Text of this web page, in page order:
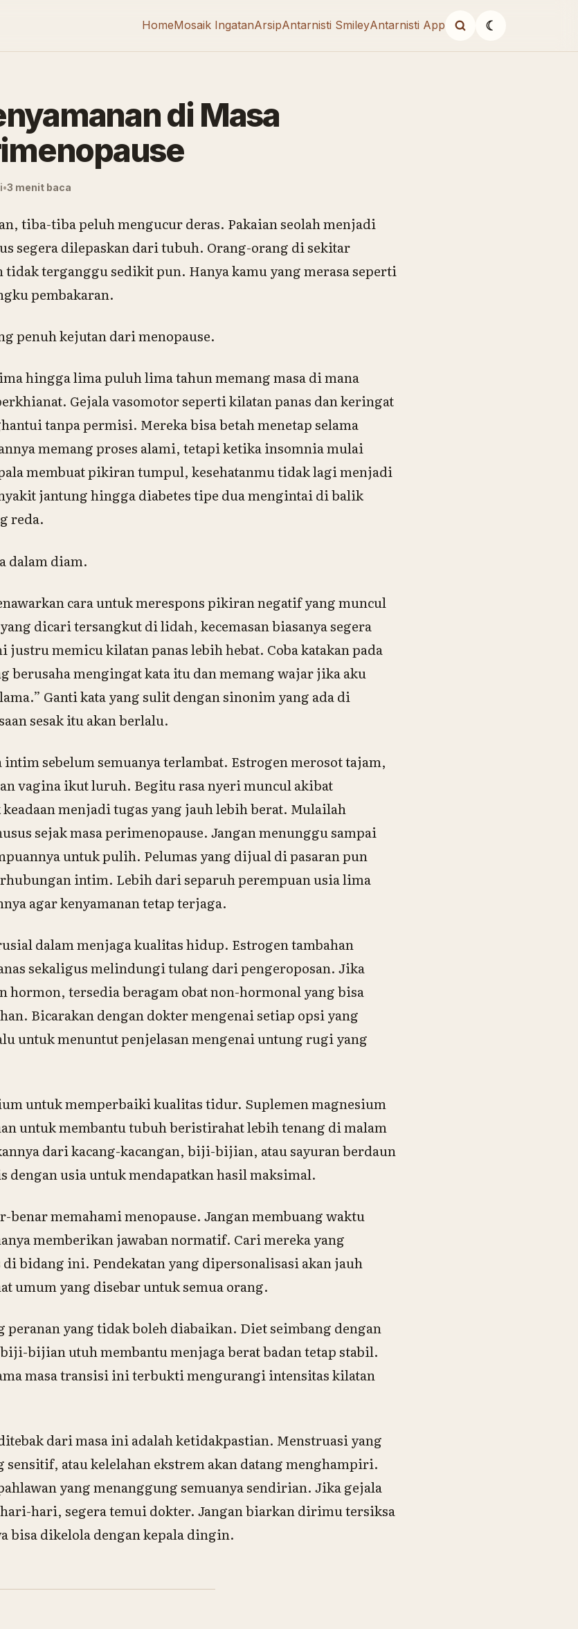
HomeMosaik IngatanArsipAntarnisti SmileyAntarnisti App ☾
di Masa
3 menit baca
tiba-tiba peluh mengucur deras. Pakaian seolah menjadi
segera dilepaskan dari tubuh. Orang-orang di sekitar
terganggu sedikit pun. Hanya kamu yang merasa seperti
pembakaran.
penuh kejutan dari menopause.
hingga lima puluh lima tahun memang masa di mana
Gejala vasomotor seperti kilatan panas dan keringat
tanpa permisi. Mereka bisa betah menetap selama
memang proses alami, tetapi ketika insomnia mulai
membuat pikiran tumpul, kesehatanmu tidak lagi menjadi
jantung hingga diabetes tipe dua mengintai di balik
reda.
dalam diam.
cara untuk merespons pikiran negatif yang muncul
dicari tersangkut di lidah, kecemasan biasanya segera
memicu kilatan panas lebih hebat. Coba katakan pada
berusaha mengingat kata itu dan memang wajar jika aku
Ganti kata yang sulit dengan sinonim yang ada di
sesak itu akan berlalu.
intim sebelum semuanya terlambat. Estrogen merosot tajam,
vagina ikut luruh. Begitu rasa nyeri muncul akibat
menjadi tugas yang jauh lebih berat. Mulailah
sejak masa perimenopause. Jangan menunggu sampai
untuk pulih. Pelumas yang dijual di pasaran pun
intim. Lebih dari separuh perempuan usia lima
agar kenyamanan tetap terjaga.
dalam menjaga kualitas hidup. Estrogen tambahan
sekaligus melindungi tulang dari pengeroposan. Jika
hormon, tersedia beragam obat non-hormonal yang bisa
Bicarakan dengan dokter mengenai setiap opsi yang
untuk menuntut penjelasan mengenai untung rugi yang
untuk memperbaiki kualitas tidur. Suplemen magnesium
untuk membantu tubuh beristirahat lebih tenang di malam
dari kacang-kacangan, biji-bijian, atau sayuran berdaun
dengan usia untuk mendapatkan hasil maksimal.
benar memahami menopause. Jangan membuang waktu
memberikan jawaban normatif. Cari mereka yang
bidang ini. Pendekatan yang dipersonalisasi akan jauh
umum yang disebar untuk semua orang.
peranan yang tidak boleh diabaikan. Diet seimbang dengan
bijian utuh membantu menjaga berat badan tetap stabil.
masa transisi ini terbukti mengurangi intensitas kilatan
dari masa ini adalah ketidakpastian. Menstruasi yang
sensitif, atau kelelahan ekstrem akan datang menghampiri.
yang menanggung semuanya sendirian. Jika gejala
hari, segera temui dokter. Jangan biarkan dirimu tersiksa
bisa dikelola dengan kepala dingin.